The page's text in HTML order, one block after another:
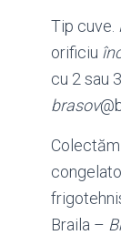
Tip cuve.
orificiu
cu 2 sau
brasov
Braila –